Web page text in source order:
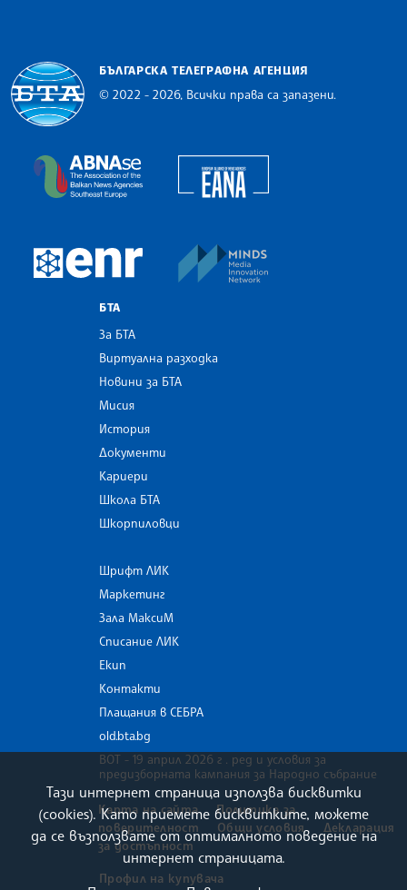
БЪЛГАРСКА ТЕЛЕГРАФНА АГЕНЦИЯ
© 2022 - 2026, Всички права са запазени.
The Assocoation of the Balkan News Agencies
European Newsroom
БТА
За БТА
Виртуална разходка
Новини за БТА
Мисия
История
Документи
Кариери
Школа БТА
Шкорпиловци
Шрифт ЛИК
Маркетинг
Зала МаксиМ
Списание ЛИК
Екип
Контакти
Плащания в СЕБРА
old.bta.bg
ВОТ - 19 април 2026 г . ред и условия за
предизборната кампания за Народно събрание
Карта на сайта
Политика за
поверителност
Общи условия
Декларация
за достъпност
Профил на купувача
Тази интернет страница използва бисквитки
(cookies). Като приемете бисквитките, можете
да се възползвате от оптималното поведение на
интернет страницата.